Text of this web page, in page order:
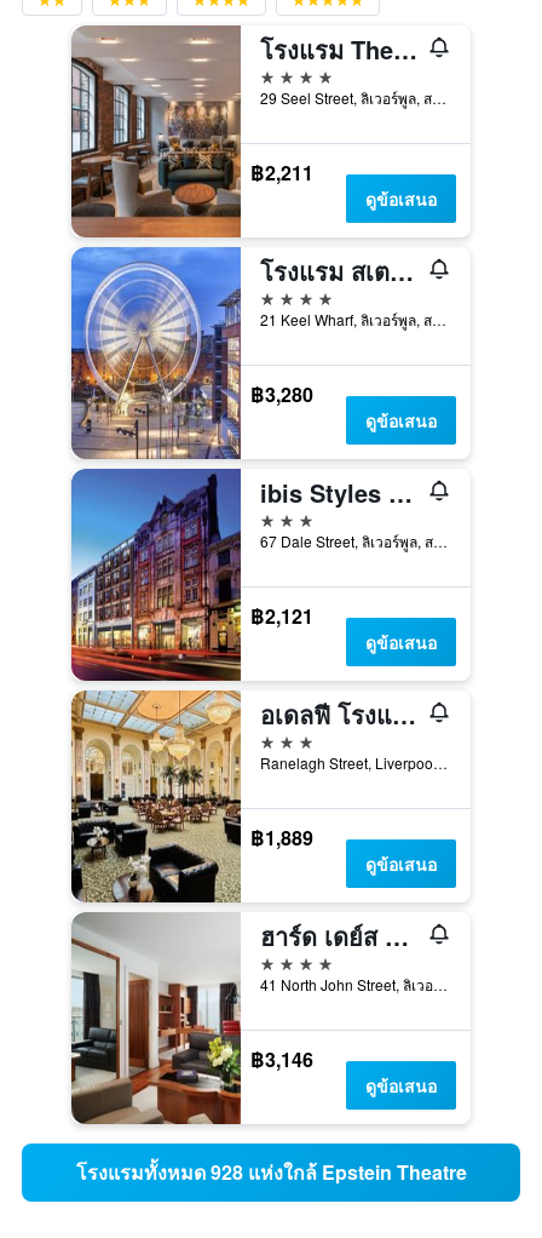
โรงแรม The Resident Liverpool
4 ดาว
29 Seel Street, ลิเวอร์พูล, สหราชอาณาจักร
฿2,211
ดูข้อเสนอ
โรงแรม สเตย์บริดจ์ สวีทส์ Liverpool บาย IHG
4 ดาว
21 Keel Wharf, ลิเวอร์พูล, สหราชอาณาจักร
฿3,280
ดูข้อเสนอ
ibis Styles Liverpool Centre Dale Street - Cavern Quarter
3 ดาว
67 Dale Street, ลิเวอร์พูล, สหราชอาณาจักร
฿2,121
ดูข้อเสนอ
อเดลฟี โรงแรม
3 ดาว
Ranelagh Street, Liverpool L3 5UL, ลิเวอร์พูล, สหราชอาณาจักร
฿1,889
ดูข้อเสนอ
ฮาร์ด เดย์ส ไนท์ โรงแรม ลิเวอร์พูล
4 ดาว
41 North John Street, ลิเวอร์พูล, สหราชอาณาจักร
฿3,146
ดูข้อเสนอ
โรงแรมทั้งหมด 928 แห่งใกล้ Epstein Theatre